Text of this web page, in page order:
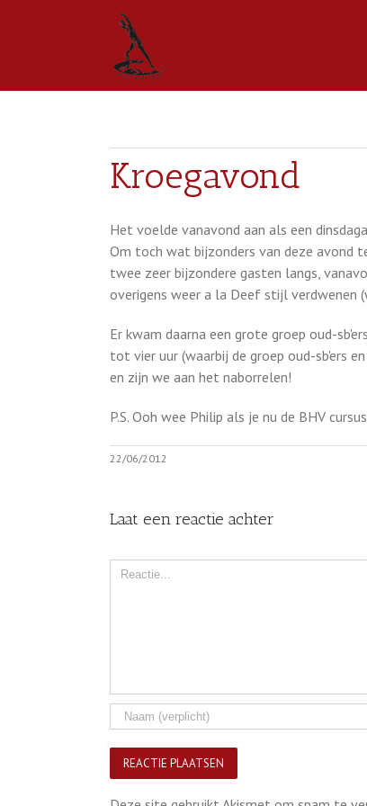
Kroegavond
Het voelde vanavond aan als een
Om toch wat bijzonders van deze avond
twee zeer bijzondere gasten langs,
overigens weer a la Deef stijl verdwenen
Er kwam daarna een grote groep oud-
tot vier uur (waarbij de groep oud-sb'ers
en zijn we aan het naborrelen!
P.S. Ooh wee Philip als je nu de BHV
22/06/2012
Laat een reactie achter
Comment